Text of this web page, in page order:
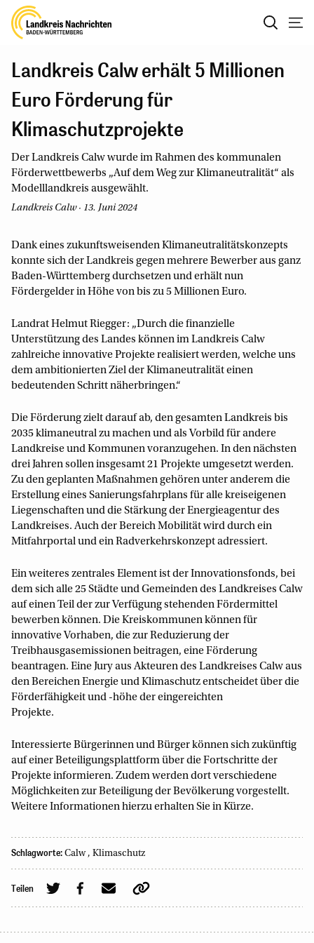
Landkreis Calw erhält 5 Millionen
Euro Förderung für
Klimaschutzprojekte
Der Landkreis Calw wurde im Rahmen des kommunalen
Förderwettbewerbs „Auf dem Weg zur Klimaneutralität“ als
Modelllandkreis ausgewählt.
Landkreis Calw · 13. Juni 2024
Dank eines zukunftsweisenden Klimaneutralitätskonzepts
konnte sich der Landkreis gegen mehrere Bewerber aus ganz
Baden-Württemberg durchsetzen und erhält nun
Fördergelder in Höhe von bis zu 5 Millionen Euro.
Landrat Helmut Riegger: „Durch die finanzielle
Unterstützung des Landes können im Landkreis Calw
zahlreiche innovative Projekte realisiert werden, welche uns
dem ambitionierten Ziel der Klimaneutralität einen
bedeutenden Schritt näherbringen.“
Die Förderung zielt darauf ab, den gesamten Landkreis bis
2035 klimaneutral zu machen und als Vorbild für andere
Landkreise und Kommunen voranzugehen. In den nächsten
drei Jahren sollen insgesamt 21 Projekte umgesetzt werden.
Zu den geplanten Maßnahmen gehören unter anderem die
Erstellung eines Sanierungsfahrplans für alle kreiseigenen
Liegenschaften und die Stärkung der Energieagentur des
Landkreises. Auch der Bereich Mobilität wird durch ein
Mitfahrportal und ein Radverkehrskonzept adressiert.
Ein weiteres zentrales Element ist der Innovationsfonds, bei
dem sich alle 25 Städte und Gemeinden des Landkreises Calw
auf einen Teil der zur Verfügung stehenden Fördermittel
bewerben können. Die Kreiskommunen können für
innovative Vorhaben, die zur Reduzierung der
Treibhausgasemissionen beitragen, eine Förderung
beantragen. Eine Jury aus Akteuren des Landkreises Calw aus
den Bereichen Energie und Klimaschutz entscheidet über die
Förderfähigkeit und -höhe der eingereichten
Projekte.
Interessierte Bürgerinnen und Bürger können sich zukünftig
auf einer Beteiligungsplattform über die Fortschritte der
Projekte informieren. Zudem werden dort verschiedene
Möglichkeiten zur Beteiligung der Bevölkerung vorgestellt.
Weitere Informationen hierzu erhalten Sie in Kürze.
Schlagworte: Calw , Klimaschutz
Teilen